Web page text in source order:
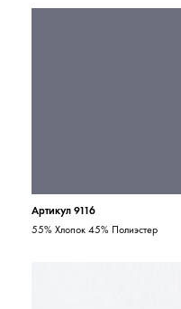
Артикул 9116
55% Хлопок 45% Полиэстер